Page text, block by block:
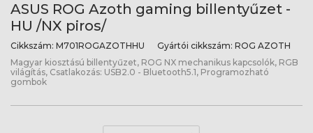
ASUS ROG Azoth gaming billentyűzet -
HU /NX piros/
Cikkszám: M701ROGAZOTHHU Gyártói cikkszám: ROG AZOTH
Magyar kiosztású billentyűzet, ROG NX mechanikus kapcsolók, RGB
világítás, Csatlakozás: USB2.0 - Bluetooth5.1, Programozható
gombok